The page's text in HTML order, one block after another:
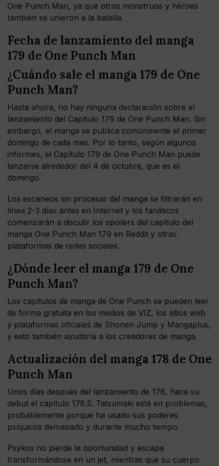
One Punch Man, ya que otros monstruos y héroes
también se unieron a la batalla.
Fecha de lanzamiento del manga
179 de One Punch Man
¿Cuándo sale el manga 179 de One
Punch Man?
Hasta ahora, no hay ninguna declaración sobre el
lanzamiento del Capítulo 179 de One Punch Man. Sin
embargo, el manga se publica comúnmente el primer
domingo de cada mes. Por lo tanto, según algunos
informes, el Capítulo 179 de One Punch Man puede
lanzarse alrededor del 4 de octubre, que es el
domingo.
Los escaneos sin procesar del manga se filtrarán en
línea 2-3 días antes en Internet y los fanáticos
comenzarán a discutir los spoilers del capítulo del
manga One Punch Man 179 en Reddit y otras
plataformas de redes sociales.
¿Dónde leer el manga 179 de One
Punch Man?
Los capítulos de manga de One Punch se pueden leer
de forma gratuita en los medios de VIZ, los sitios web
y plataformas oficiales de Shonen Jump y Mangaplus,
y esto también ayudaría a los creadores de manga.
Actualización del manga 178 de One
Punch Man
Unos días después del lanzamiento de 178, hace su
debut el capítulo 178.5. Tatsumaki está en problemas,
probablemente porque ha usado sus poderes
psíquicos demasiado y durante mucho tiempo.
Psykos no pierde la oportunidad y escapa
transformándose en un jet, mientras que su cuerpo